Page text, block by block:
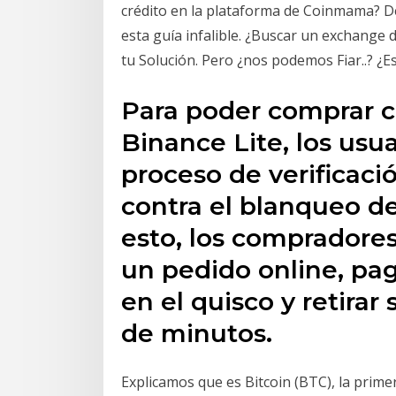
crédito en la plataforma de Coinmama?
esta guía infalible. ¿Buscar un exchange
tu Solución. Pero ¿nos podemos Fiar..?
Para poder comprar
Binance Lite, los
proceso de
contra el blanqueo
esto, los
un pedido online,
en el quisco y retirar
de minutos.
Explicamos que es Bitcoin (BTC), la